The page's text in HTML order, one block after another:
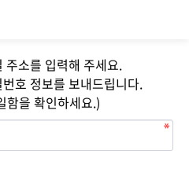
주소를 입력해 주세요.
호 정보를 보내드립니다.
함을 확인하세요.)